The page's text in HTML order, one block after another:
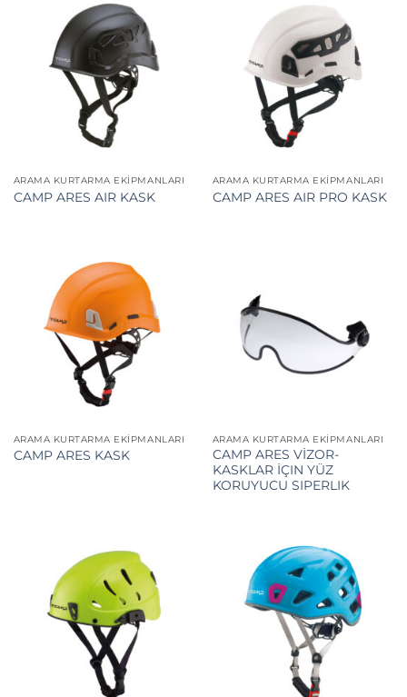
ARAMA KURTARMA EKIPMANLARI
CAMP ARES AIR KASK
ARAMA KURTARMA EKIPMANLARI
CAMP ARES AIR PRO KASK
ARAMA KURTARMA EKIPMANLARI
CAMP ARES KASK
ARAMA KURTARMA EKIPMANLARI
CAMP ARES VİZOR-
KASKLAR İÇIN YÜZ
KORUYUCU SIPERLIK